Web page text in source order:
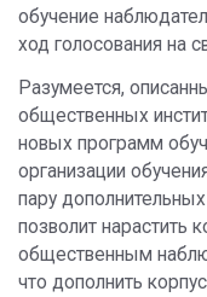
обучение
ход голосования на
Разумеется,
общественных
новых программ
организации
пару
позволит нарастить
общественным
что дополнить